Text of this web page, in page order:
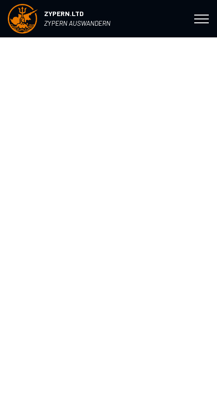
ZYPERN.LTD
ZYPERN AUSWANDERN